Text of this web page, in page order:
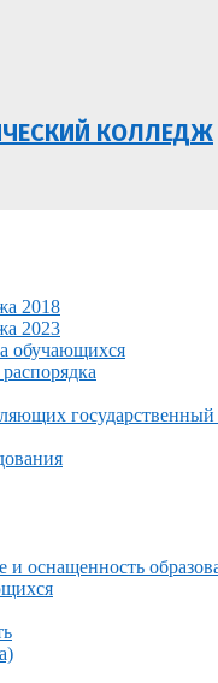
КОЛЛЕДЖ
2018
2023
обучающихся
оснащенность